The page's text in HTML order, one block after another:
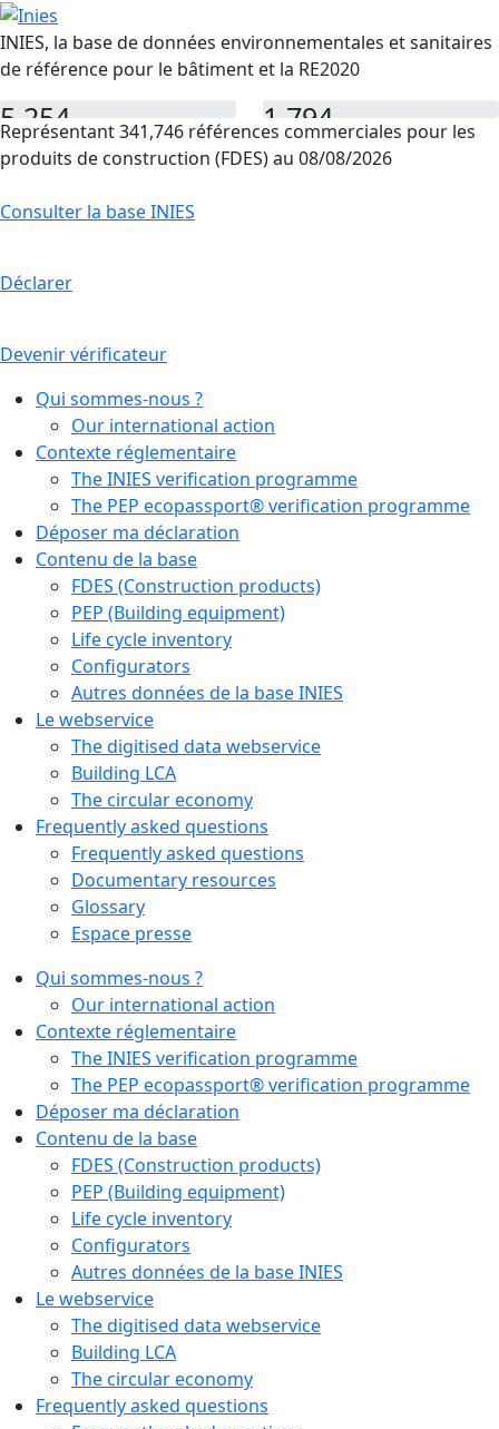
INIES, la base de données environnementales et sanitaires
de référence pour le bâtiment et la RE2020
5,254
FDES
1,794
PEP
Représentant 341,746 références commerciales pour les
produits de construction (FDES) au 08/08/2026
Consulter la base INIES
Déclarer
Devenir vérificateur
Qui sommes-nous ?
Our international action
Contexte réglementaire
The INIES verification programme
The PEP ecopassport® verification programme
Déposer ma déclaration
Contenu de la base
FDES (Construction products)
PEP (Building equipment)
Life cycle inventory
Configurators
Autres données de la base INIES
Le webservice
The digitised data webservice
Building LCA
The circular economy
Frequently asked questions
Frequently asked questions
Documentary resources
Glossary
Espace presse
Qui sommes-nous ?
Our international action
Contexte réglementaire
The INIES verification programme
The PEP ecopassport® verification programme
Déposer ma déclaration
Contenu de la base
FDES (Construction products)
PEP (Building equipment)
Life cycle inventory
Configurators
Autres données de la base INIES
Le webservice
The digitised data webservice
Building LCA
The circular economy
Frequently asked questions